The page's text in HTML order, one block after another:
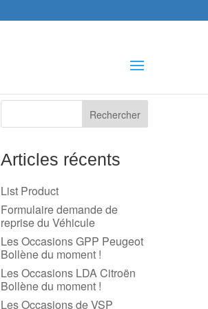
Articles récents
List Product
Formulaire demande de
reprise du Véhicule
Les Occasions GPP Peugeot
Bollène du moment !
Les Occasions LDA Citroën
Bollène du moment !
Les Occasions de VSP